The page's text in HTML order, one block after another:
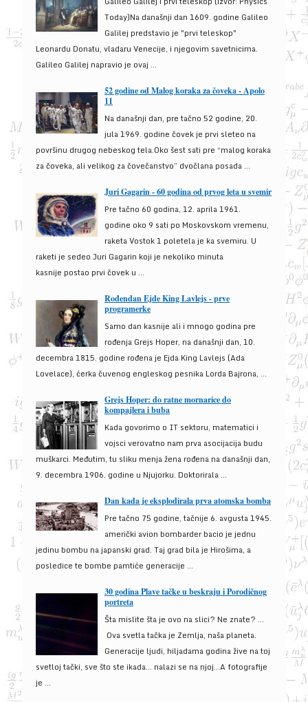
Today)Na današnji dan 1609. godine Galileo
Galilej predstavio je "prvi teleskop"
Leonardu Donatu, vladaru Venecije, i njegovim savetnicima.
Galileo Galilej napravio je ovaj ...
52 godine od Malog koraka za čoveka - Apolo
11
Na današnji dan, pre tačno 52 godine, 20.
jula 1969. godine čovek je prvi sleteo na
površinu drugog nebeskog tela.Oko šest sati pre “malog koraka
za čoveka, ali velikog za čovečanstvo” dvočlana posada ...
Juri Gagarin - 60 godina od prvog leta u svemir
Pre tačno 60 godina, 12. aprila 1961.
godine oko 9 sati po Moskovskom vremenu,
raketa Vostok 1 poletela je ka svemiru. U
raketi je sedeo Juri Gagarin koji je nekoliko minuta
kasnije postao prvi čovek u ...
Rođendan Ejde King Lavlejs - prve
programerke
Samo dan kasnije ali i mnogo godina pre
rođenja Grejs Hoper, na današnji dan, 10.
decembra 1815. godine rođena je Ejda King Lavlejs (Ada
Lovelace), ćerka čuvenog engleskog pesnika Lorda Bajrona, ...
Grejs Hoper: do ratne mornarice do
kompajlera i buba
Kada govorimo o IT sektoru, matematici i
vojsci verovatno nam prva asocijacija budu
muškarci. Međutim, tu sliku menja žena rođena na današnji dan,
9. decembra 1906. godine u Njujorku. Doktorirala ...
Dan kada je eksplodirala prva atomska bomba
Pre tačno 75 godine, tačnije 6. avgusta 1945.
američki avion bombarder bacio je jednu
jedinu bombu na japanski grad. Taj grad bila je Hirošima, a
posledice te bombe pamtiće generacije ...
30 godina Plave tačke u beskraju i Porodičnog
portreta
Šta mislite šta je ovo na slici? Ne znate? …
Ova svetla tačka je Zemlja, naša planeta.
Generacije ljudi, hiljadama godina žive na toj
svetloj tački, sve što ste ikada… nalazi se na njoj…A fotografije
je ...